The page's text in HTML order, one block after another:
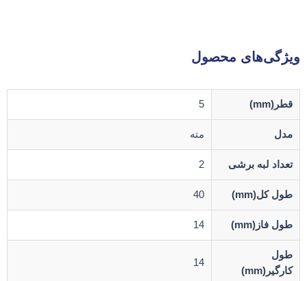
ویژگی‌های محصول
قطر(mm) 5
مدل مته
تعداد لبه برشی 2
طول کل(mm) 40
طول فاز(mm) 14
طول
کارگیر(mm)
14